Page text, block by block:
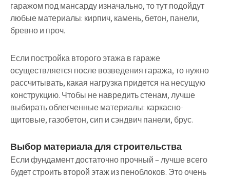
гаражом под мансарду изначально, то тут подойдут
любые материалы: кирпич, камень, бетон, панели,
бревно и проч.
Если постройка второго этажа в гараже
осуществляется после возведения гаража, то нужно
рассчитывать, какая нагрузка придется на несущую
конструкцию. Чтобы не навредить стенам, лучше
выбирать облегченные материалы: каркасно-
щитовые, газобетон, сип и сэндвич панели, брус.
Выбор материала для строительства
Если фундамент достаточно прочный – лучше всего
будет строить второй этаж из пеноблоков. Это очень